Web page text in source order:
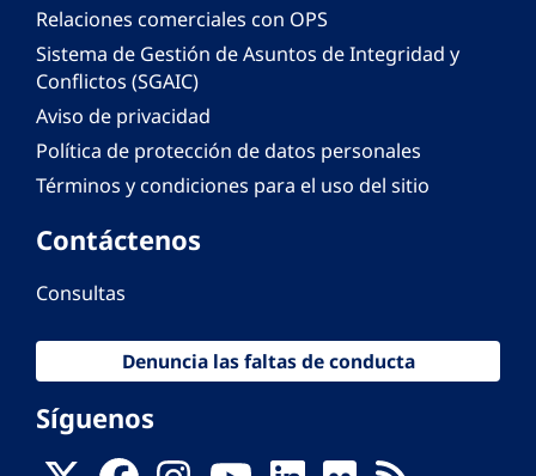
Relaciones comerciales con OPS
Sistema de Gestión de Asuntos de Integridad y
Conflictos (SGAIC)
Aviso de privacidad
Política de protección de datos personales
Términos y condiciones para el uso del sitio
Contáctenos
Consultas
Denuncia las faltas de conducta
Síguenos